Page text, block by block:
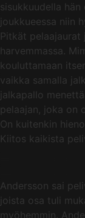
sisukkuudella
joukkueessa niin
Pitkät pelaajaurat
harvemmassa.
kouluttamaan
vaikka samalla
jalkapallo
pelaajan, joka on
On kuitenkin
Kiitos kaikista
Andersson sai
joista osa tuli
myöhemmin.